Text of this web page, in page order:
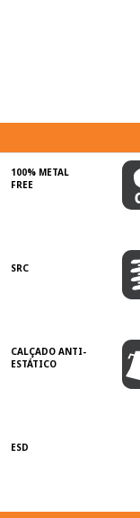
100% METAL
FREE
SRC
CALÇADO ANTI-
ESTÁTICO
ESD